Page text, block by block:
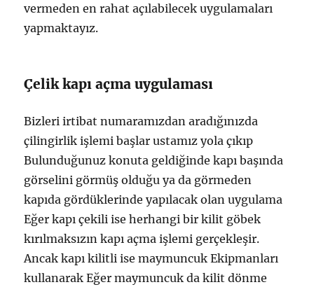
vermeden en rahat açılabilecek uygulamaları
yapmaktayız.
Çelik kapı açma uygulaması
Bizleri irtibat numaramızdan aradığınızda
çilingirlik işlemi başlar ustamız yola çıkıp
Bulunduğunuz konuta geldiğinde kapı başında
görselini görmüş olduğu ya da görmeden
kapıda gördüklerinde yapılacak olan uygulama
Eğer kapı çekili ise herhangi bir kilit göbek
kırılmaksızın kapı açma işlemi gerçekleşir.
Ancak kapı kilitli ise maymuncuk Ekipmanları
kullanarak Eğer maymuncuk da kilit dönme